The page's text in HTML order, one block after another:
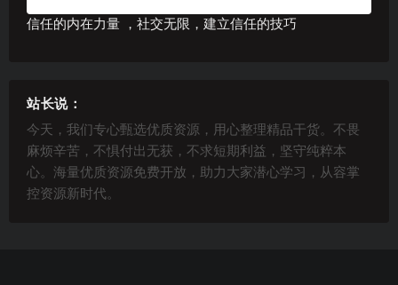
信任的内在力量 ，社交无限，建立信任的技巧
站长说：
今天，我们专心甄选优质资源，用心整理精品干货。不畏
麻烦辛苦，不惧付出无获，不求短期利益，坚守纯粹本
心。海量优质资源免费开放，助力大家潜心学习，从容掌
控资源新时代。